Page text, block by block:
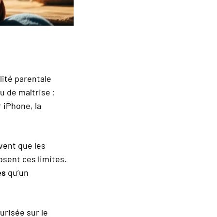
parentale
de maîtrise :
iPhone, la
que les
ces limites.
qu’un
sur le